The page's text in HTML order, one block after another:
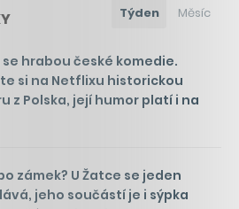
Týden Měsíc
se hrabou české komedie.
si na Netflixu historickou
z Polska, její humor platí i na
zámek? U Žatce se jeden
jeho součástí je i sýpka